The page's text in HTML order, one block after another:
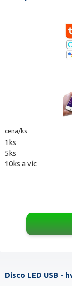
cena/ks
1ks
5ks
10ks a víc
Disco LED USB -